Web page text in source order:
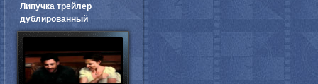
Липучка трейлер
дублированный